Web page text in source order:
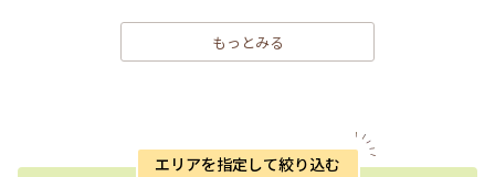
もっとみる
エリアを指定して絞り込む